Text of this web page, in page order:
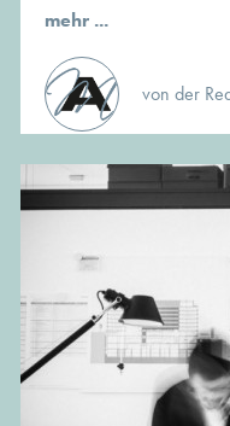
mehr ...
von der